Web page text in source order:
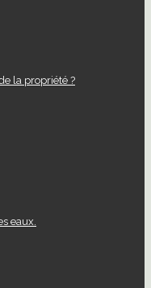
la propriété ?
eaux.